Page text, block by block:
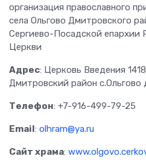
организация православного
села Ольгово Дмитровского
Сергиево-Посадской епархии
Церкви
Адрес: Церковь Введения
Дмитровский район с.Ольгово
Телефон: +7-916-499-79-25
Email: olhram@ya.ru
Сайт храма: